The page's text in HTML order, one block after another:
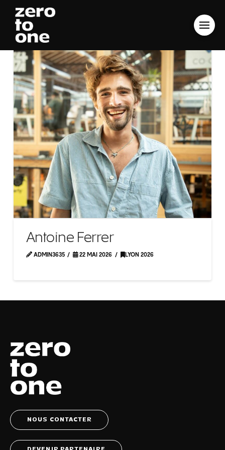
Antoine Ferrer
ADMIN3635 22 MAI 2026 LYON 2026
NOUS CONTACTER